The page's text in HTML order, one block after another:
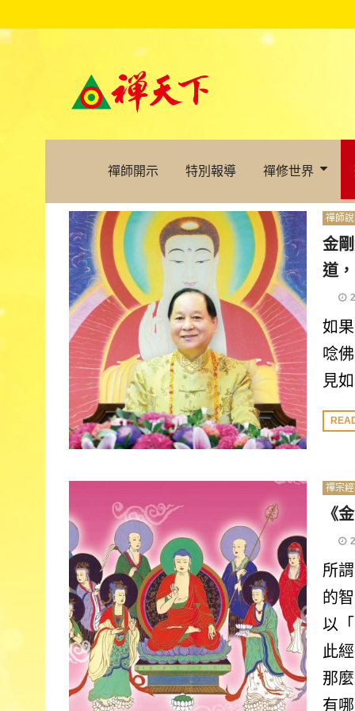
禪師開示 特別報導 禪修世界
禪師
金
道
如
唸
見
禪宗
《
所
的
以
此
那
有